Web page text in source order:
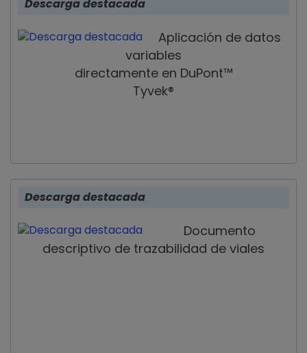
Descarga destacada
Aplicación de datos
variables
directamente en DuPont™
Tyvek®
Descarga destacada
Documento
descriptivo de trazabilidad de viales